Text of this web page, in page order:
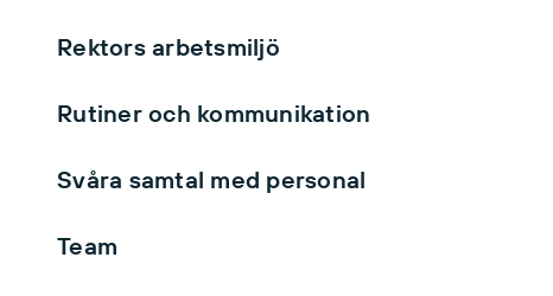
Rektors arbetsmiljö
Rutiner och kommunikation
Svåra samtal med personal
Team